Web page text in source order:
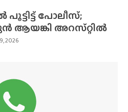
പൂട്ടിട്ട് പോലീസ്;
ആയങ്കി അറസ്‌റ്റിൽ
2026